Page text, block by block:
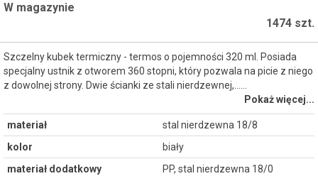
W magazynie
1474 szt.
Szczelny kubek termiczny - termos o pojemności 320 ml. Posiada
specjalny ustnik z otworem 360 stopni, który pozwala na picie z niego
z dowolnej strony. Dwie ścianki ze stali nierdzewnej,...…
Pokaż więcej...
materiał
stal nierdzewna 18/8
kolor
biały
materiał dodatkowy
PP, stal nierdzewna 18/0